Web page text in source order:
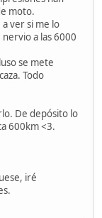
moto.
ver si me lo
a las 6000
se mete
Todo
De depósito lo
600km <3.
iré